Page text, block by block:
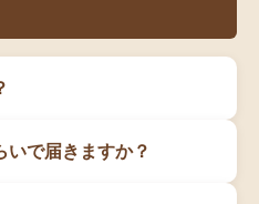
いで届きますか？